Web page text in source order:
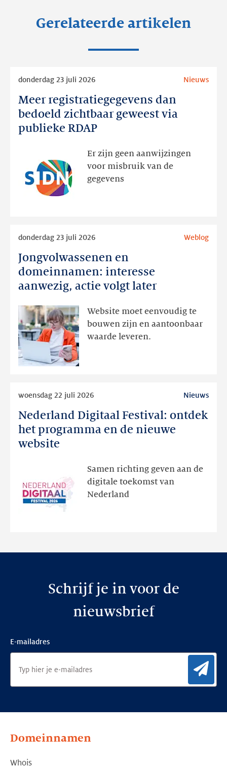
Gerelateerde artikelen
Meer registratiegegevens dan
bedoeld zichtbaar geweest via
publieke RDAP
donderdag 23 juli 2026 Nieuws
Er zijn geen aanwijzingen
voor misbruik van de
gegevens
Meer
registratiegegevens
dan
bedoeld
publieke
Jongvolwassenen en
domeinnamen: interesse
aanwezig, actie volgt later
donderdag 23 juli 2026 Weblog
Website moet eenvoudig te
bouwen zijn en aantoonbaar
waarde leveren.
Jongvolwassenen
domeinnamen:
aanwezig,
actie
volgt
later
Nederland Digitaal Festival: ontdek
het programma en de nieuwe
website
woensdag 22 juli 2026 Nieuws
Samen richting geven aan de
digitale toekomst van
Nederland
Nederland
Digitaal
Festival:
Schrijf je in voor de
nieuwsbrief
E-mailadres
Domeinnamen
Whois